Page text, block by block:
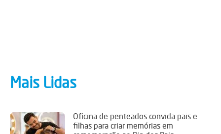
Mais Lidas
Oficina de penteados convida pais e
filhas para criar memórias em